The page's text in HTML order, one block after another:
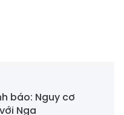
báo: Nguy cơ
Nga